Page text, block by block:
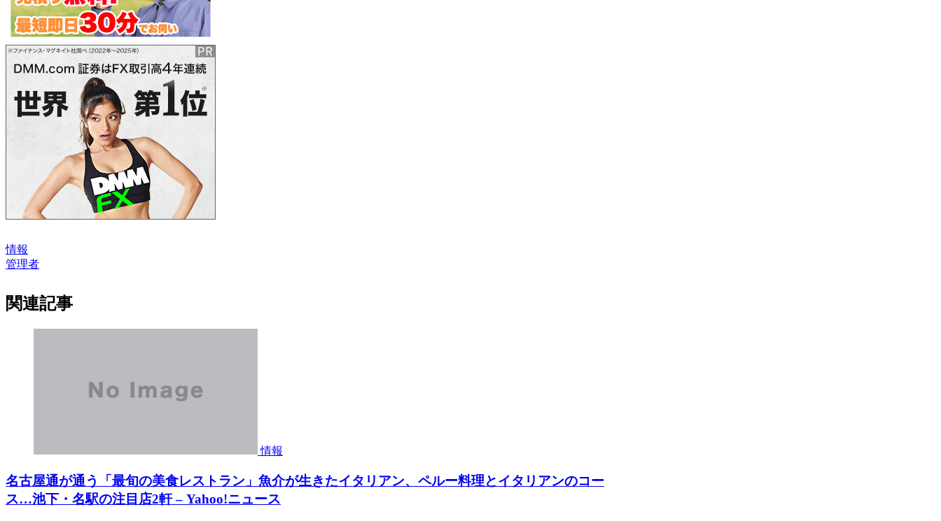
情報
管理者
関連記事
情報
名古屋通が通う「最旬の美食レストラン」魚介が生きたイタリアン、ペルー料理とイタリアンのコー
ス…池下・名駅の注目店2軒 – Yahoo!ニュース